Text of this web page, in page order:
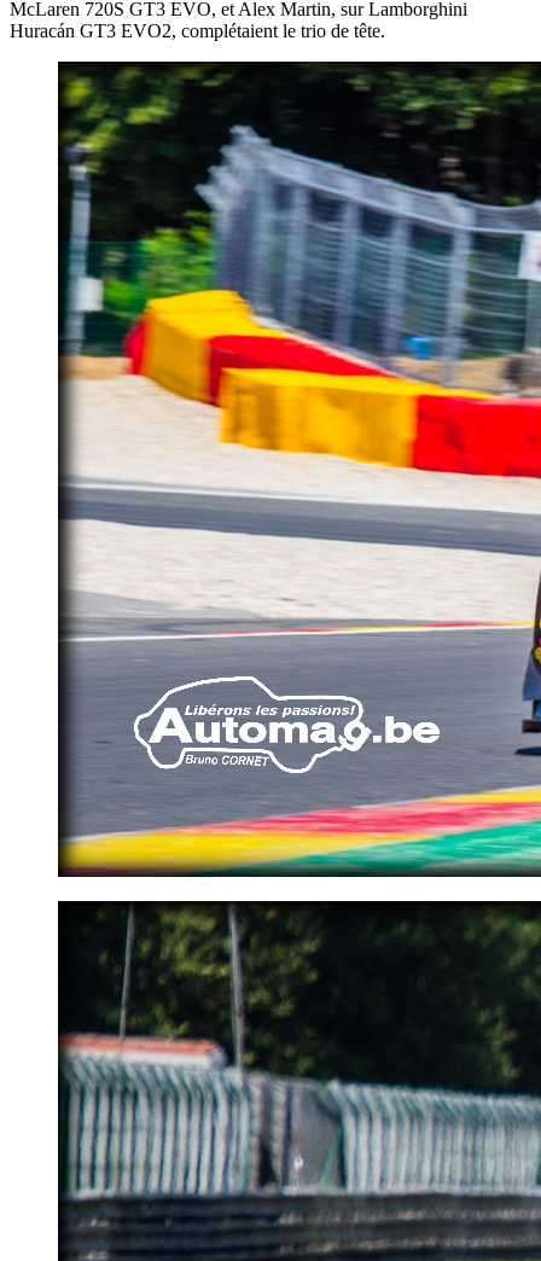
McLaren 720S GT3 EVO, et Alex Martin, sur Lamborghini
Huracán GT3 EVO2, complétaient le trio de tête.